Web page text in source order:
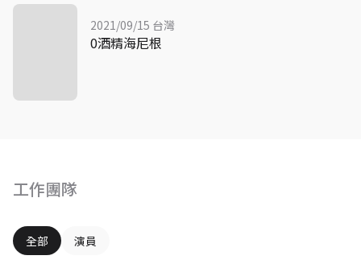
工作團隊
全部 演員
2021/09/15 台灣
0酒精海尼根